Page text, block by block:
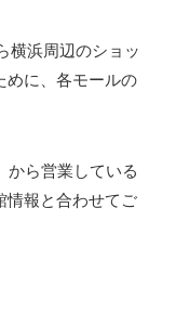
横浜周辺のショッ
めに、各モールの
から営業している
情報と合わせてご